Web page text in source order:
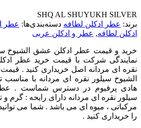
SHQ AL SHUYUKH SILVER
برند: عطر ادکلن لطافه دسته‌بندی‌ها: عطر
ادکلن لطافه, عطر و ادکلن عربی
خرید و قیمت عطر ادکلن عشق الشیوخ
نمایندگی شرکت با قیمت خرید عطر
نقره ای مردانه اصل خریداری کنید .
الشیوخ سیلور نقره ای مردانه با مناسب
هادی پرفیوم در دسترس شماست .
سیلور نقره ای مردانه دارای رایحه : گرم
مرکباتی ، میوه ای می باشد . شما می
را خریداری کنید .